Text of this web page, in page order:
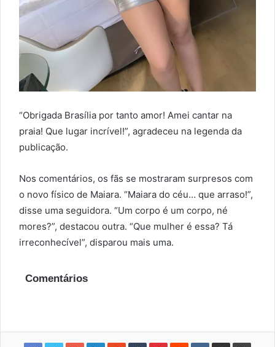
“Obrigada Brasília por tanto amor! Amei cantar na
praia! Que lugar incrível!”, agradeceu na legenda da
publicação.
Nos comentários, os fãs se mostraram surpresos com
o novo físico de Maiara. “Maiara do céu… que arraso!”,
disse uma seguidora. “Um corpo é um corpo, né
mores?”, destacou outra. “Que mulher é essa? Tá
irreconhecível”, disparou mais uma.
Comentários